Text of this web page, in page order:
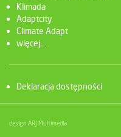
Klimada
Adaptcity
Climate Adapt
więcej...
Deklaracja dostępności
design ARJ Multimedia